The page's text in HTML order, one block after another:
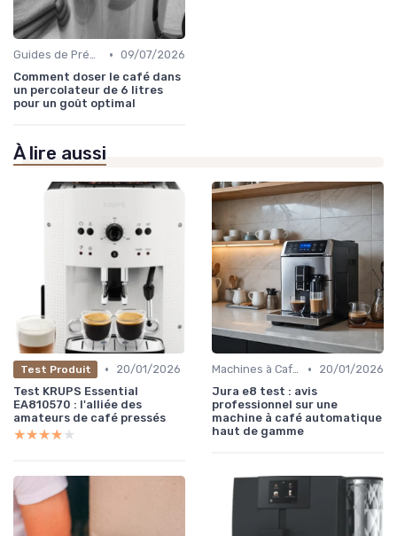
Guides de Préparation • 09/07/2026
Comment doser le café dans
un percolateur de 6 litres
pour un goût optimal
À lire aussi
Test Produit •
20/01/2026
Test KRUPS Essential
EA810570 : l'alliée des
amateurs de café pressés
★★★★★
★★★★★
Machines à Café et Accessoires •
20/01/2026
Jura e8 test : avis
professionnel sur une
machine à café automatique
haut de gamme